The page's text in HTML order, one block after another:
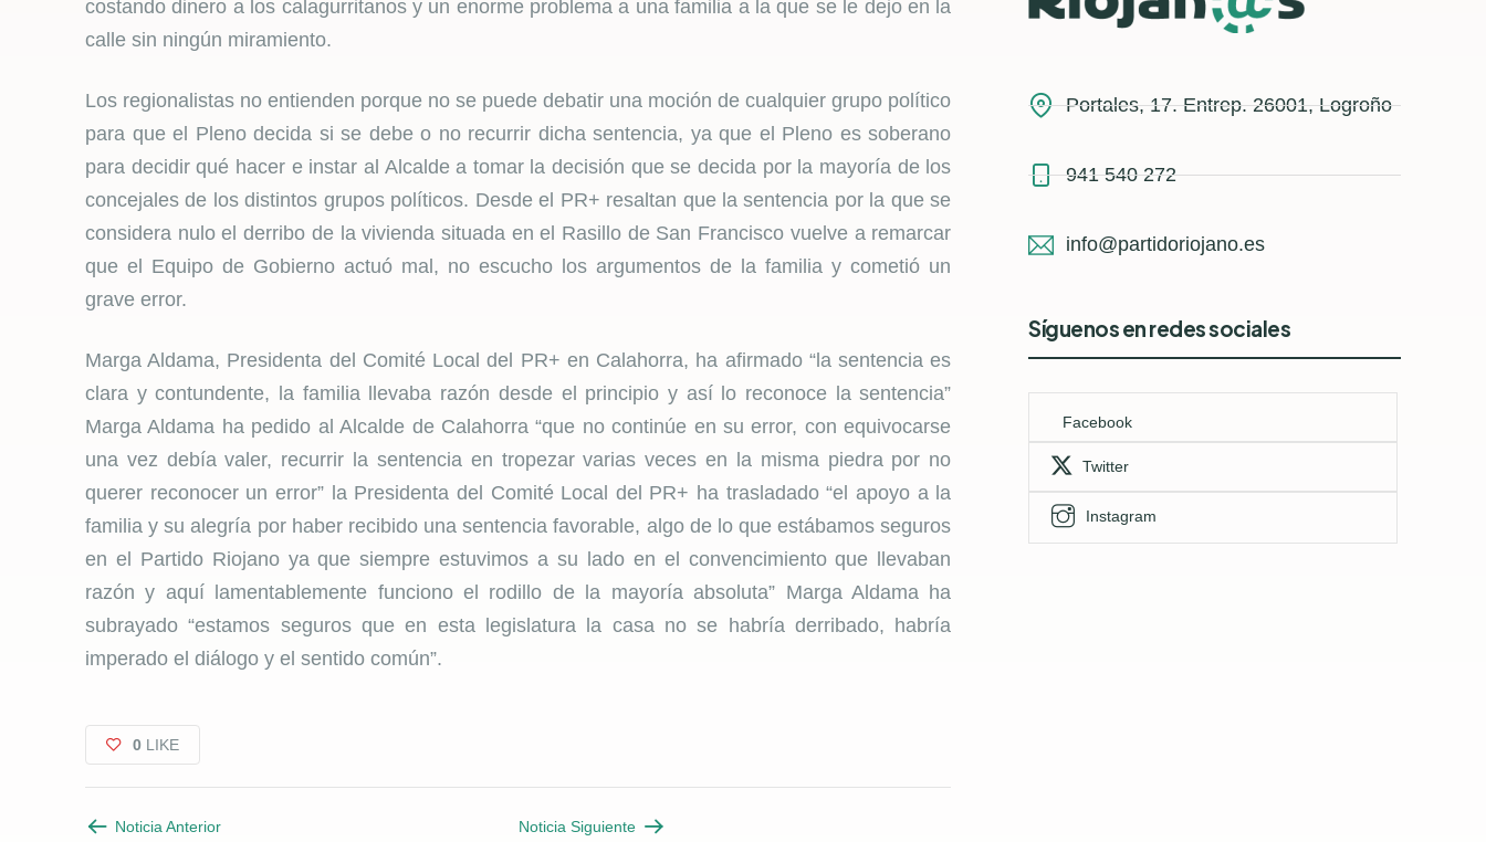
costando dinero a los calagurritanos y un enorme problema a una familia a la que se le dejo en la
calle sin ningún miramiento.
Los regionalistas no entienden porque no se puede debatir una moción de cualquier grupo político
para que el Pleno decida si se debe o no recurrir dicha sentencia, ya que el Pleno es soberano
para decidir qué hacer e instar al Alcalde a tomar la decisión que se decida por la mayoría de los
concejales de los distintos grupos políticos. Desde el PR+ resaltan que la sentencia por la que se
considera nulo el derribo de la vivienda situada en el Rasillo de San Francisco vuelve a remarcar
que el Equipo de Gobierno actuó mal, no escucho los argumentos de la familia y cometió un
grave error.
Marga Aldama, Presidenta del Comité Local del PR+ en Calahorra, ha afirmado “la sentencia es
clara y contundente, la familia llevaba razón desde el principio y así lo reconoce la sentencia”
Marga Aldama ha pedido al Alcalde de Calahorra “que no continúe en su error, con equivocarse
una vez debía valer, recurrir la sentencia en tropezar varias veces en la misma piedra por no
querer reconocer un error” la Presidenta del Comité Local del PR+ ha trasladado “el apoyo a la
familia y su alegría por haber recibido una sentencia favorable, algo de lo que estábamos seguros
en el Partido Riojano ya que siempre estuvimos a su lado en el convencimiento que llevaban
razón y aquí lamentablemente funciono el rodillo de la mayoría absoluta” Marga Aldama ha
subrayado “estamos seguros que en esta legislatura la casa no se habría derribado, habría
imperado el diálogo y el sentido común”.
0 LIKE
Noticia Anterior Noticia Siguiente
Portales, 17. Entrep. 26001, Logroño
941 540 272
info@partidoriojano.es
Síguenos en redes sociales
Facebook
Twitter
Instagram